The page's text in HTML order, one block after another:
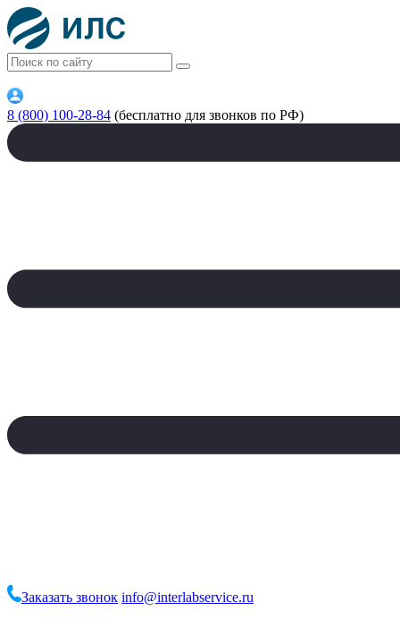
8 (800) 100-28-84 (бесплатно для звонков по РФ)
Заказать звонок info@interlabservice.ru